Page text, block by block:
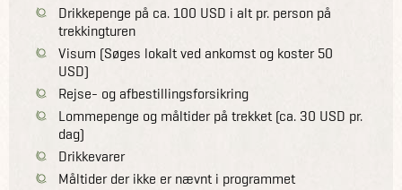
Drikkepenge på ca. 100 USD i alt pr. person på
trekkingturen
Visum (Søges lokalt ved ankomst og koster 50
USD)
Rejse- og afbestillingsforsikring
Lommepenge og måltider på trekket (ca. 30 USD pr.
dag)
Drikkevarer
Måltider der ikke er nævnt i programmet